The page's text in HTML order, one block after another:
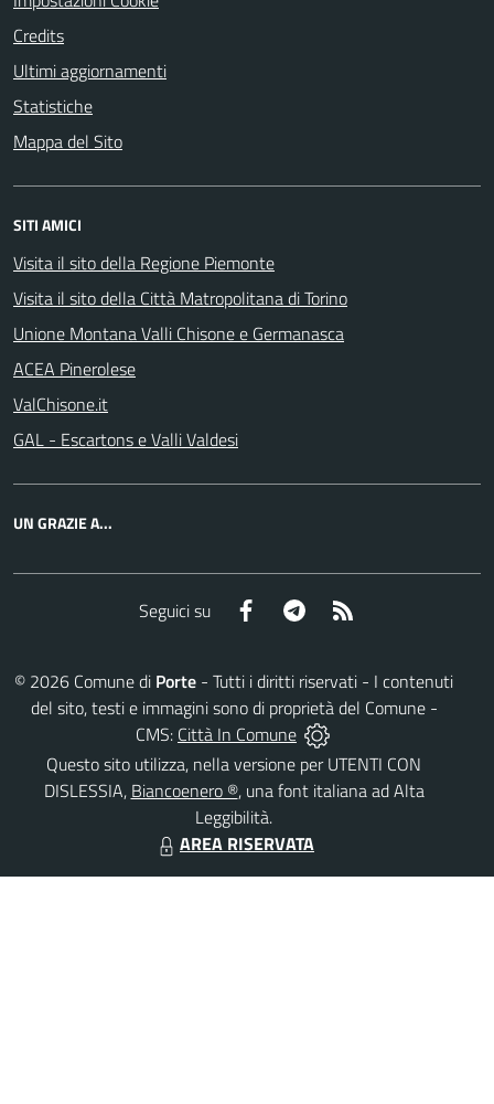
Credits
Ultimi aggiornamenti
Statistiche
Mappa del Sito
SITI AMICI
Visita il sito della Regione Piemonte
Visita il sito della Città Matropolitana di Torino
Unione Montana Valli Chisone e Germanasca
ACEA Pinerolese
ValChisone.it
GAL - Escartons e Valli Valdesi
UN GRAZIE A...
Seguici su Facebook Telegram
© 2026 Comune di Porte - Tutti i diritti riservati - I contenuti
del sito, testi e immagini sono di proprietà del Comune -
CMS: Città In Comune
Questo sito utilizza, nella versione per UTENTI CON
DISLESSIA, Biancoenero ®, una font italiana ad Alta
Leggibilità.
AREA RISERVATA